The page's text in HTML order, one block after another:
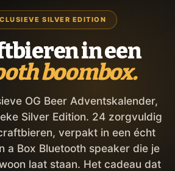
SILVER EDITION
in een
boombox.
OG Beer Adventskalender,
Silver Edition. 24 zorgvuldig
verpakt in een écht
a Box Bluetooth speaker die je
laat staan. Het cadeau dat